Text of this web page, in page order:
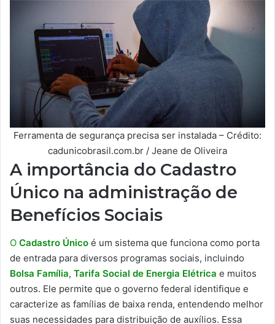
Ferramenta de segurança precisa ser instalada – Crédito:
cadunicobrasil.com.br / Jeane de Oliveira
A importância do Cadastro
Único na administração de
Benefícios Sociais
O Cadastro Único é um sistema que funciona como porta
de entrada para diversos programas sociais, incluindo
Bolsa Família, Tarifa Social de Energia Elétrica e muitos
outros. Ele permite que o governo federal identifique e
caracterize as famílias de baixa renda, entendendo melhor
suas necessidades para distribuição de auxílios. Essa